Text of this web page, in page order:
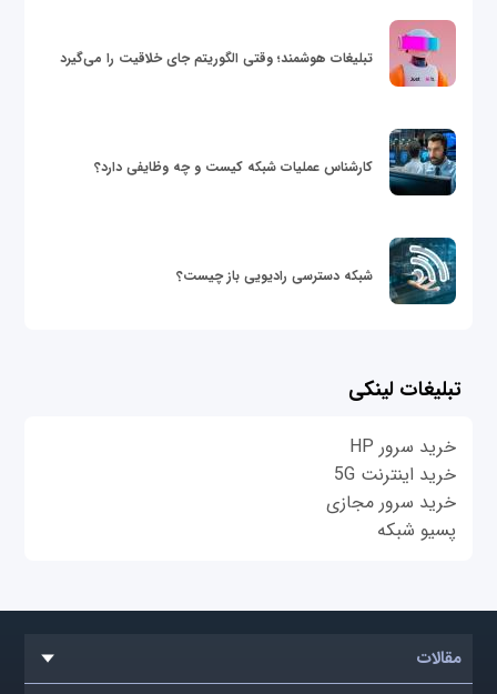
تبلیغات هوشمند؛ وقتی الگوریتم جای خلاقیت را می‌گیرد
کارشناس عملیات شبکه کیست و چه وظایفی دارد؟
شبکه دسترسی رادیویی باز چیست؟
تبلیغات لینکی
خرید سرور HP
خرید اینترنت 5G
خرید سرور مجازی
پسیو شبکه
مقالات